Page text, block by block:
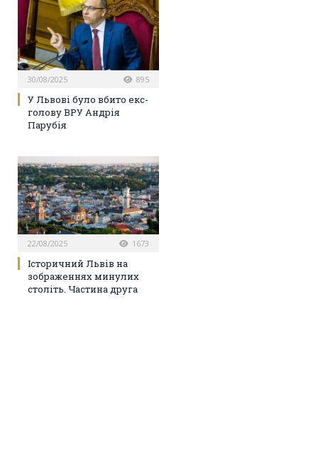
30/08/2025 895
У Львові було вбито екс-
голову ВРУ Андрія
Парубія
22/08/2025 1673
Історичний Львів на
зображеннях минулих
століть. Частина друга